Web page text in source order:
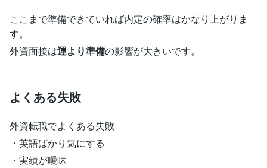
ここまで準備できていれば内定の確率はかなり上がりま
す。
外資面接は運より準備の影響が大きいです。
よくある失敗
外資転職でよくある失敗
・英語ばかり気にする
・実績が曖昧